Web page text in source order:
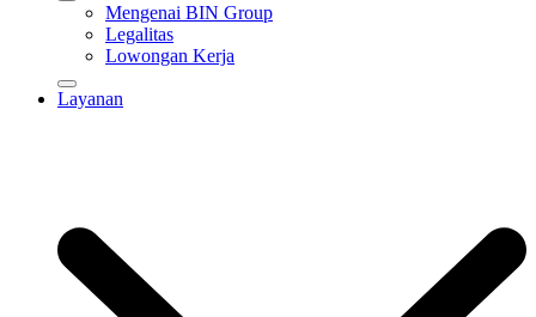
Mengenai BIN Group
Legalitas
Lowongan Kerja
Layanan